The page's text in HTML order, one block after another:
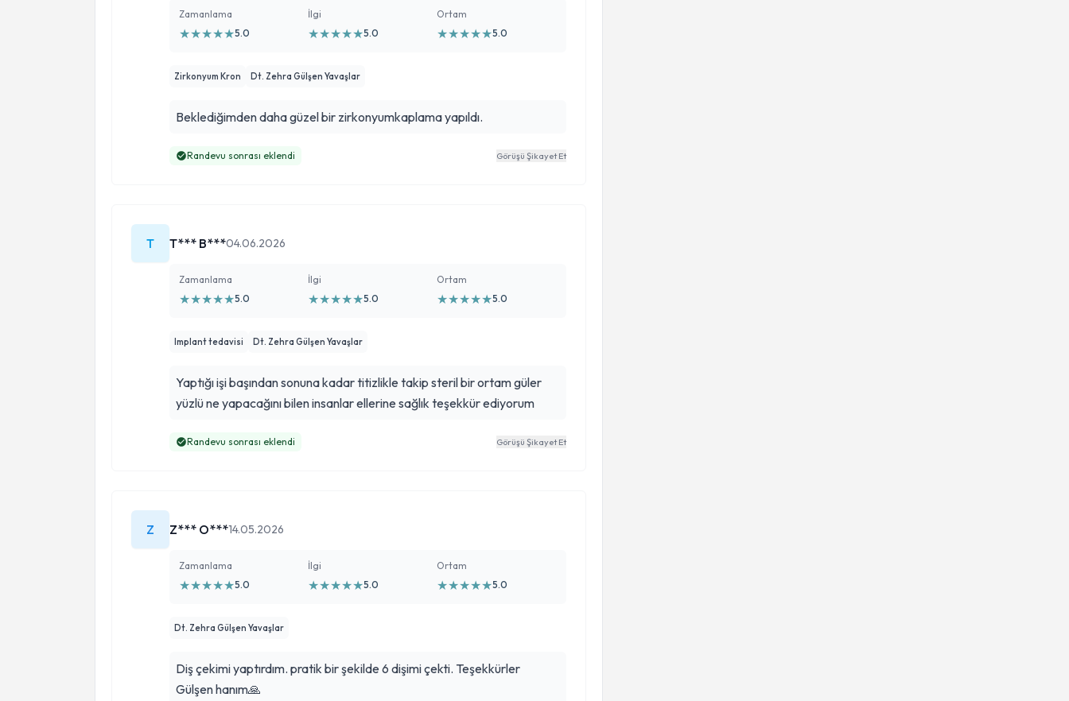
Zamanlama
★★★★★5.0
İlgi
★★★★★5.0
Ortam
★★★★★5.0
Zirkonyum Kron Dt. Zehra Gülşen Yavaşlar
Beklediğimden daha güzel bir zirkonyumkaplama yapıldı.
Randevu sonrası eklendi Görüşü Şikayet Et
T T*** B***04.06.2026
Zamanlama
★★★★★5.0
İlgi
★★★★★5.0
Ortam
★★★★★5.0
Implant tedavisi Dt. Zehra Gülşen Yavaşlar
Yaptığı işi başından sonuna kadar titizlikle takip steril bir ortam güler
yüzlü ne yapacağını bilen insanlar ellerine sağlık teşekkür ediyorum
Randevu sonrası eklendi Görüşü Şikayet Et
Z Z*** O***14.05.2026
Zamanlama
★★★★★5.0
İlgi
★★★★★5.0
Ortam
★★★★★5.0
Dt. Zehra Gülşen Yavaşlar
Diş çekimi yaptırdım. pratik bir şekilde 6 dişimi çekti. Teşekkürler
Gülşen hanım🙏